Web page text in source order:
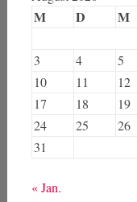
M D M
3
4 5
10
11 12
17
18 19
24
25 26
31
« Jan.